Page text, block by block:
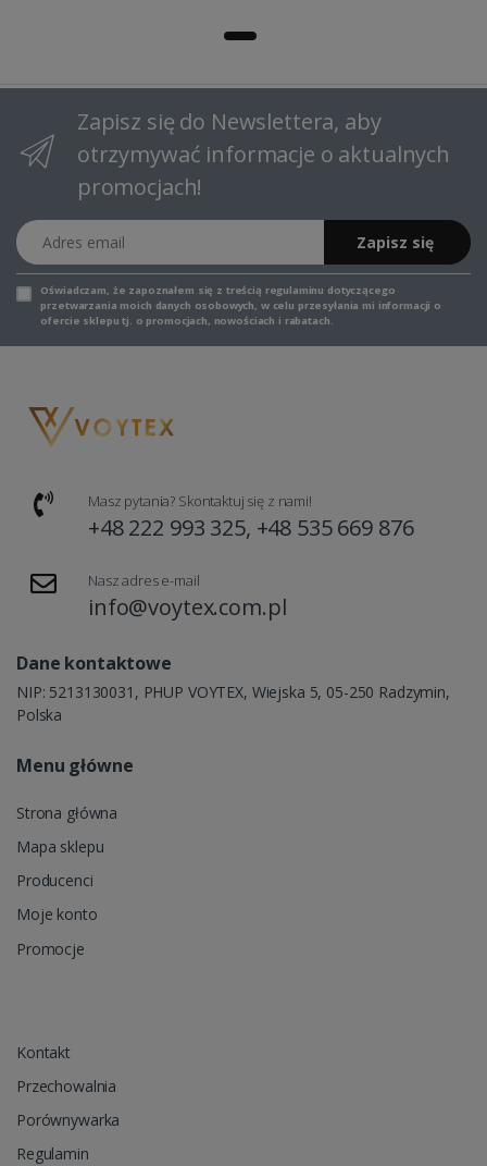
Zapisz się do Newslettera, aby
otrzymywać informacje o aktualnych
promocjach!
Adres email
Zapisz się
Oświadczam, że zapoznałem się z treścią regulaminu dotyczącego
przetwarzania moich danych osobowych, w celu przesyłania mi informacji o
ofercie sklepu tj. o promocjach, nowościach i rabatach.
Masz pytania? Skontaktuj się z nami!
+48 222 993 325, +48 535 669 876
Nasz adres e-mail
info@voytex.com.pl
Dane kontaktowe
NIP: 5213130031, PHUP VOYTEX, Wiejska 5, 05-250 Radzymin,
Polska
Menu główne
Strona główna
Mapa sklepu
Producenci
Moje konto
Promocje
Kontakt
Przechowalnia
Porównywarka
Regulamin